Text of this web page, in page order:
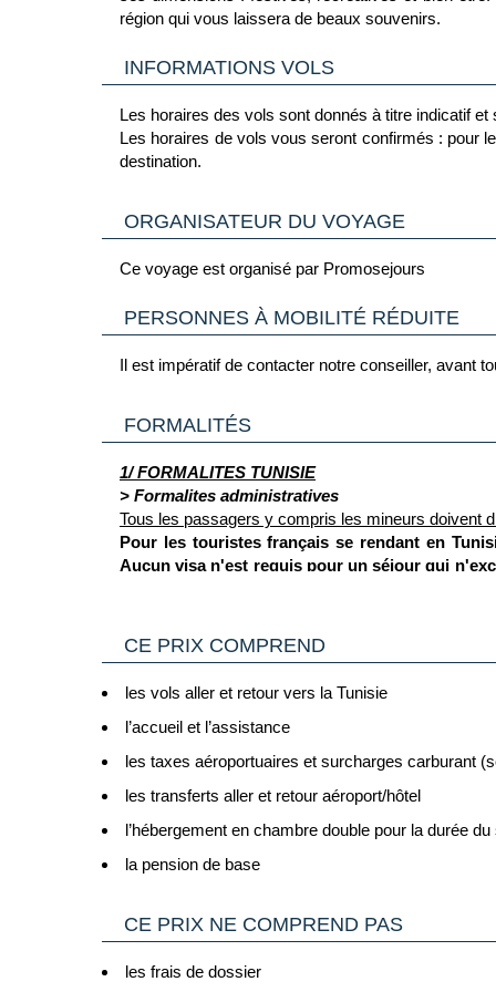
Loisirs à l’hôtel
Vous pourrez vous détendre dans l’une des
de Mai).
Un service de serviette de plage est disponible
Profitez du jardin verdoyant pour un bain de soleil
D’autres activités comme le mini-golf et la
Un accès au Wifi gratuit est disponible à la réception
à proximité (indépendants de l'hôtel et non
région qui vous laissera de beaux souvenirs.
INFORMATIONS VOLS
Les horaires des vols sont donnés à titre indicatif
Les horaires de vols vous seront confirmés : pour
destination.
ORGANISATEUR DU VOYAGE
Ce voyage est organisé par Promosejours
PERSONNES À MOBILITÉ RÉDUITE
Il est impératif de contacter notre conseiller, avant
FORMALITÉS
1/ FORMALITES TUNISIE
> Formalites administratives
Tous les passagers y compris les mineurs doivent
Pour les touristes français se rendant en
Aucun visa n'est requis pour un séjour qui
carte de séjour auprès du ministère de
(Source France Diplomatie le 01/07/26)
Vous trouverez des informations plus complètes
Cliquant ici.
2/ GENERALITES
Passeport & Carte Nationale d'Identité
pays de destination.
Carte nationale d'identité expirée- il est possible
d'Union Européenne ou de l'Espace Schengen,
C’est pourquoi il est impératif de privilégier un
françaises comme toujours en cours de validité.
Voyageurs mineurs voyageant seul
Transit par la Grande Bretagne, les Etat-Unis et
- Grande Bretagne : sur le site du gouvernement
CE PRIX COMPREND
les vols aller et retour vers la Tunisie
l’accueil et l’assistance
les taxes aéroportuaires et surcharges carburant
les transferts aller et retour aéroport/hôtel
l’hébergement en chambre double pour la durée du
la pension de base
CE PRIX NE COMPREND PAS
les frais de dossier